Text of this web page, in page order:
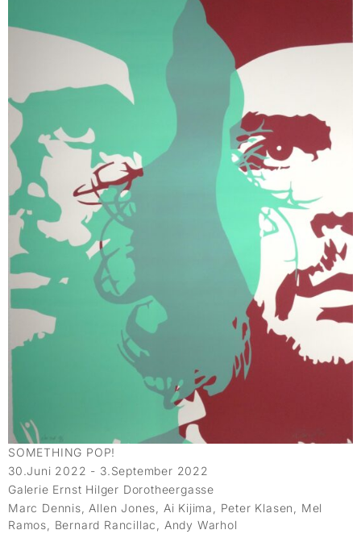
SOMETHING POP!
30.Juni 2022 - 3.September 2022
Galerie Ernst Hilger Dorotheergasse
Marc Dennis, Allen Jones, Ai Kijima, Peter Klasen, Mel
Ramos, Bernard Rancillac, Andy Warhol